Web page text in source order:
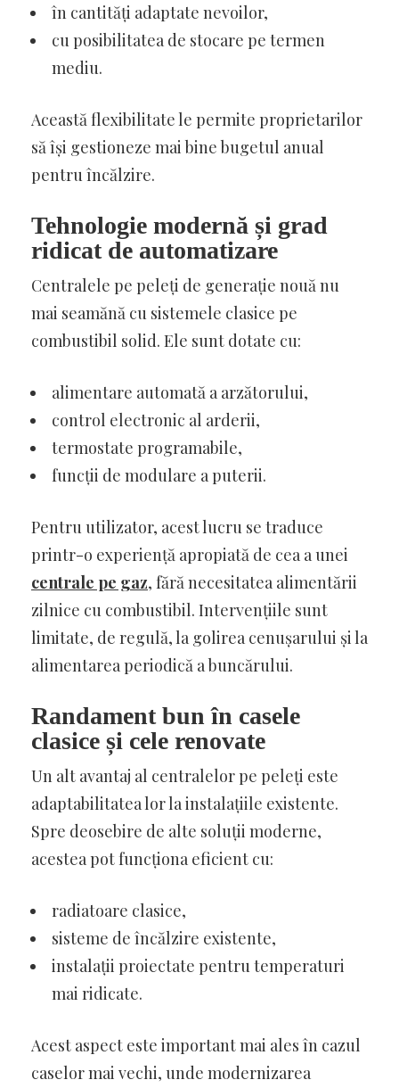
în cantități adaptate nevoilor,
cu posibilitatea de stocare pe termen
mediu.
Această flexibilitate le permite proprietarilor
să își gestioneze mai bine bugetul anual
pentru încălzire.
Tehnologie modernă și grad
ridicat de automatizare
Centralele pe peleți de generație nouă nu
mai seamănă cu sistemele clasice pe
combustibil solid. Ele sunt dotate cu:
alimentare automată a arzătorului,
control electronic al arderii,
termostate programabile,
funcții de modulare a puterii.
Pentru utilizator, acest lucru se traduce
printr-o experiență apropiată de cea a unei
centrale pe gaz, fără necesitatea alimentării
zilnice cu combustibil. Intervențiile sunt
limitate, de regulă, la golirea cenușarului și la
alimentarea periodică a buncărului.
Randament bun în casele
clasice și cele renovate
Un alt avantaj al centralelor pe peleți este
adaptabilitatea lor la instalațiile existente.
Spre deosebire de alte soluții moderne,
acestea pot funcționa eficient cu:
radiatoare clasice,
sisteme de încălzire existente,
instalații proiectate pentru temperaturi
mai ridicate.
Acest aspect este important mai ales în cazul
caselor mai vechi, unde modernizarea